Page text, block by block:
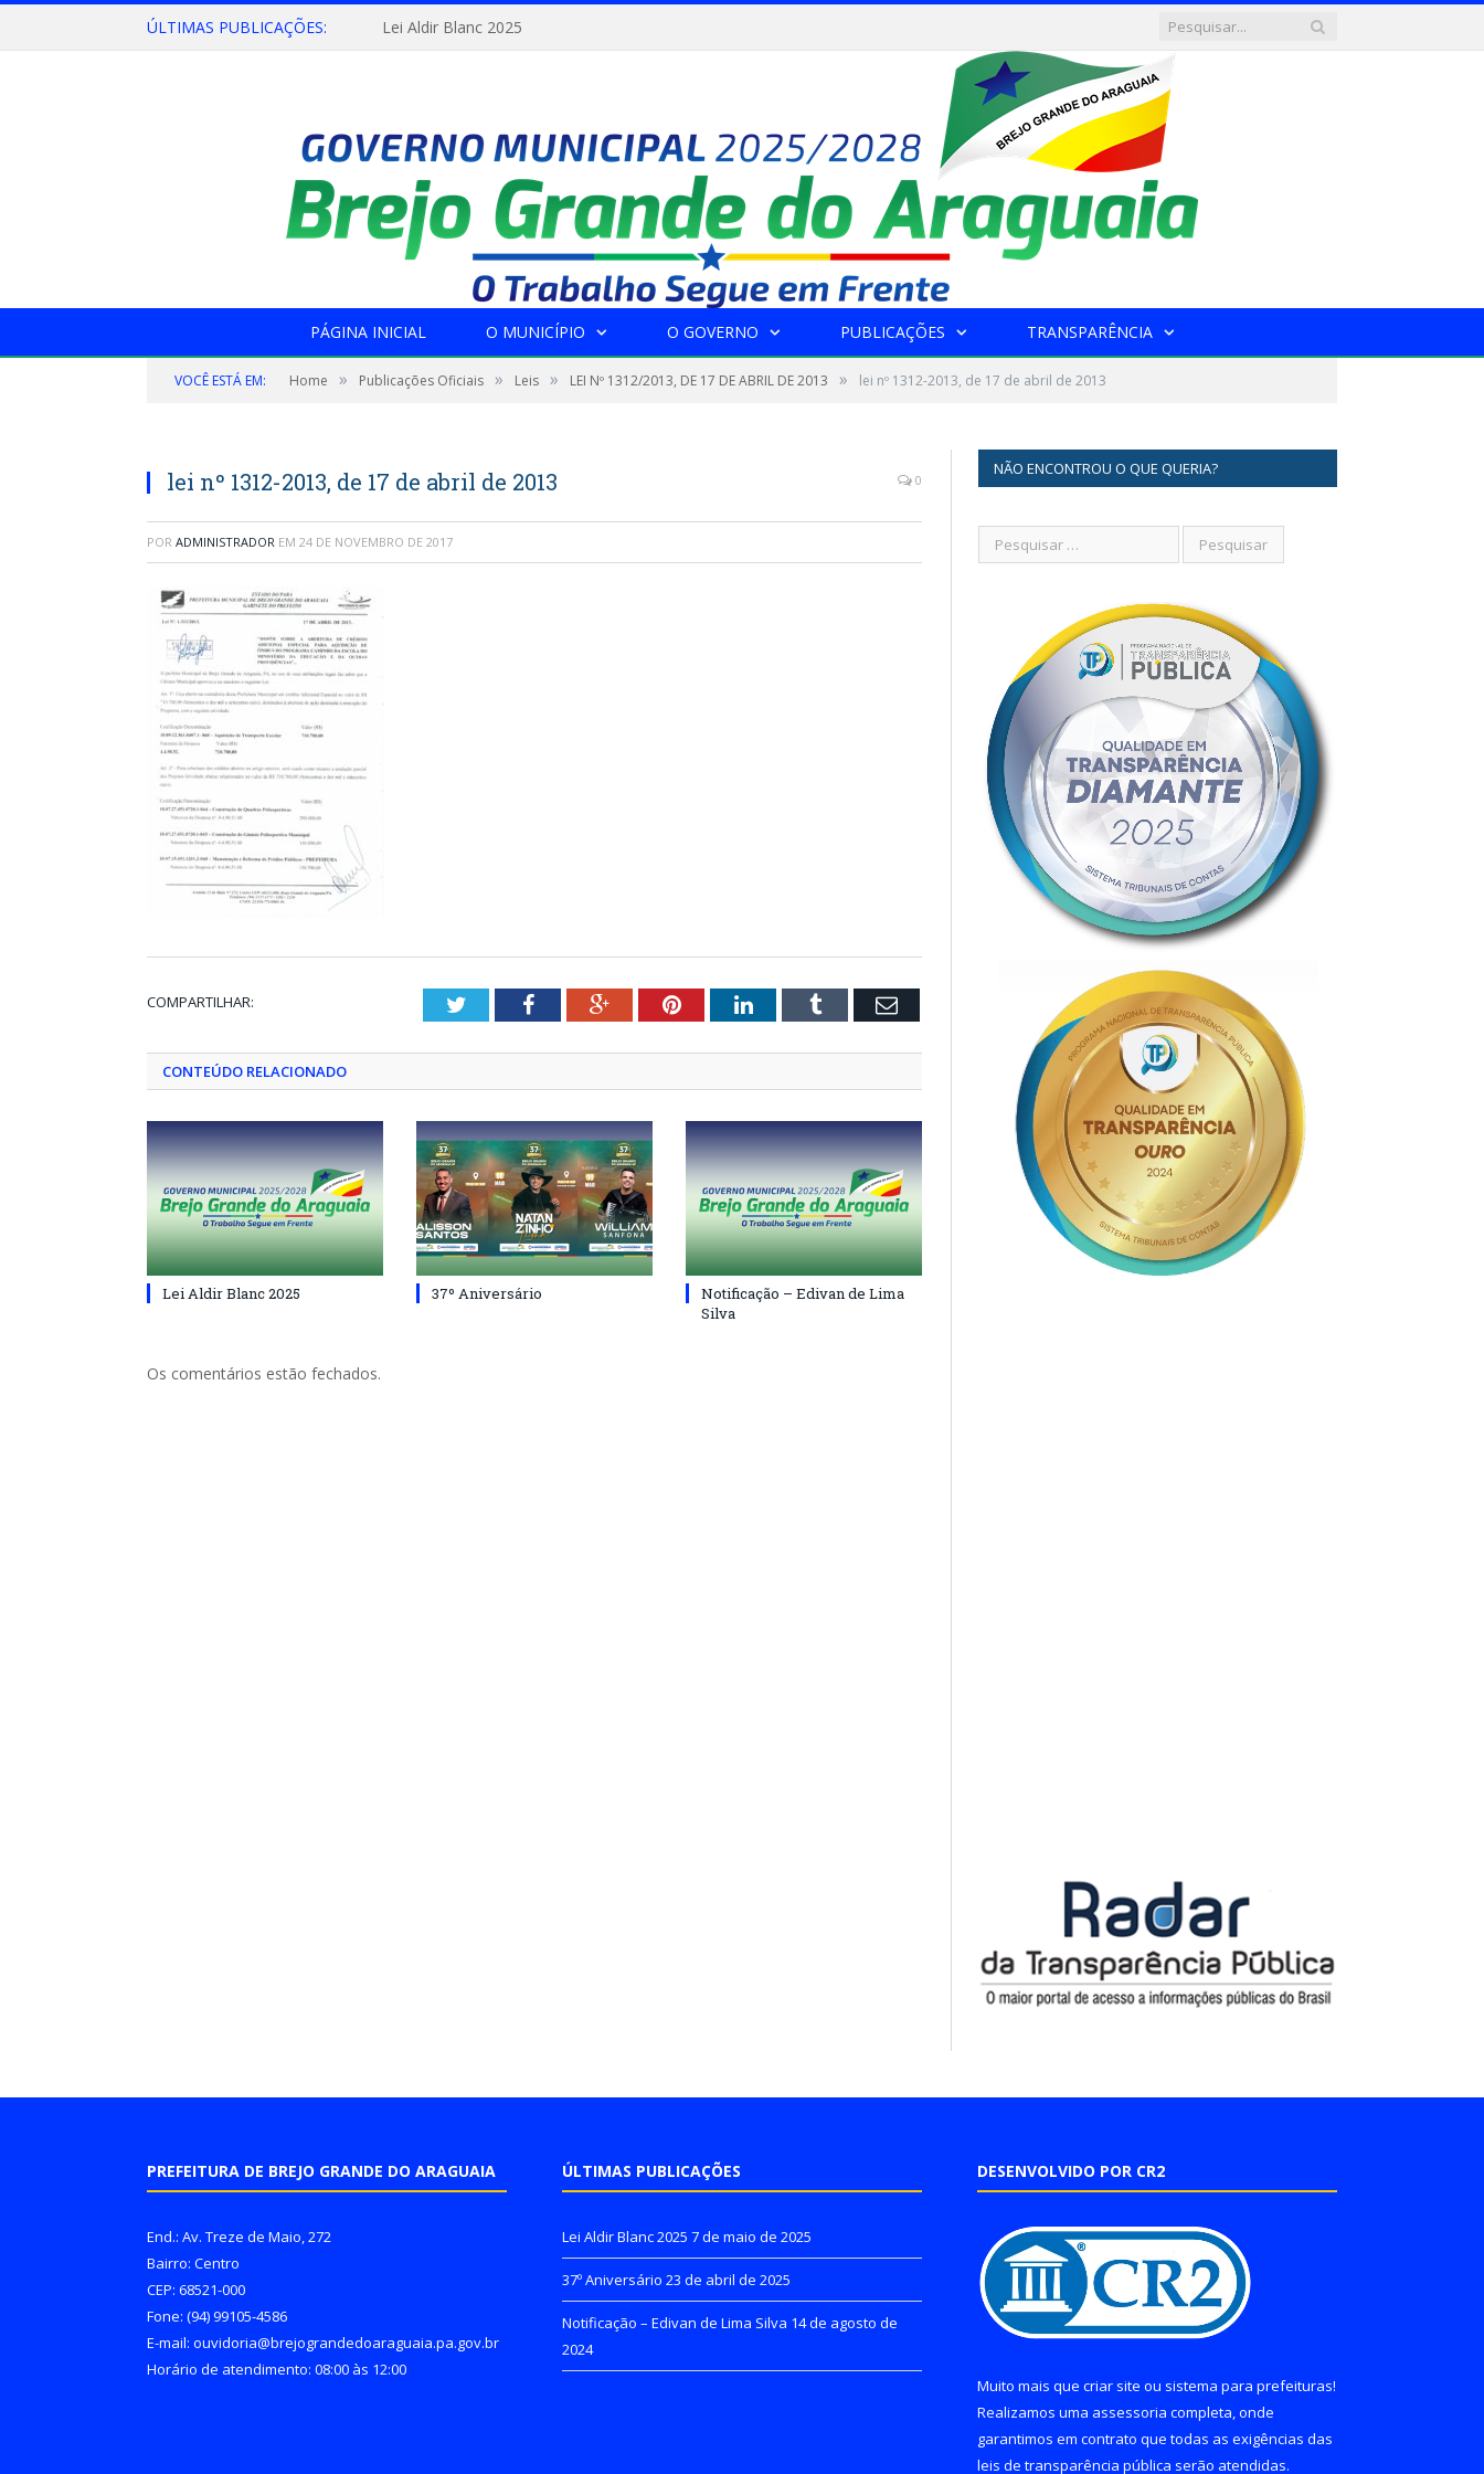
ÚLTIMAS PUBLICAÇÕES: Lei Aldir Blanc 2025
PÁGINA INICIAL O MUNICÍPIO O GOVERNO PUBLICAÇÕES TRANSPARÊNCIA
VOCÊ ESTÁ EM: Home » Publicações Oficiais » Leis » LEI Nº 1312/2013, DE 17 DE ABRIL DE 2013 » lei nº 1312-2013, de 17 de abril de 2013
lei nº 1312-2013, de 17 de abril de 2013 0
POR ADMINISTRADOR EM 24 DE NOVEMBRO DE 2017
COMPARTILHAR: TwitterFacebookGoogle+PinterestLinkedInTumblr Email
CONTEÚDO RELACIONADO
Lei Aldir Blanc 2025 37º Aniversário
Notificação – Edivan de Lima
Silva
Os comentários estão fechados.
NÃO ENCONTROU O QUE QUERIA?
PREFEITURA DE BREJO GRANDE DO ARAGUAIA
End.: Av. Treze de Maio, 272
Bairro: Centro
CEP: 68521-000
Fone: (94) 99105-4586
E-mail: ouvidoria@brejograndedoaraguaia.pa.gov.br
Horário de atendimento: 08:00 às 12:00
ÚLTIMAS PUBLICAÇÕES
Lei Aldir Blanc 2025 7 de maio de 2025
37º Aniversário 23 de abril de 2025
Notificação – Edivan de Lima Silva 14 de agosto de
2024
DESENVOLVIDO POR CR2
Muito mais que criar site ou sistema para prefeituras!
Realizamos uma assessoria completa, onde
garantimos em contrato que todas as exigências das
leis de transparência pública serão atendidas.